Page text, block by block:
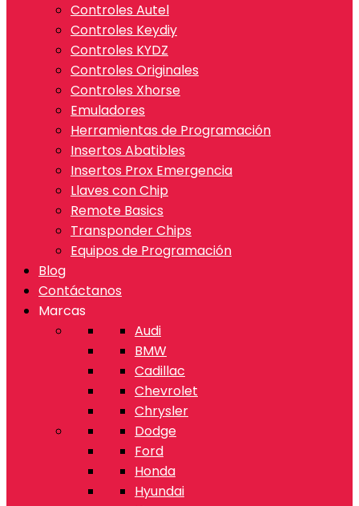
Controles Autel
Controles Keydiy
Controles KYDZ
Controles Originales
Controles Xhorse
Emuladores
Herramientas de Programación
Insertos Abatibles
Insertos Prox Emergencia
Llaves con Chip
Remote Basics
Transponder Chips
Equipos de Programación
Blog
Contáctanos
Marcas
Audi
BMW
Cadillac
Chevrolet
Chrysler
Dodge
Ford
Honda
Hyundai